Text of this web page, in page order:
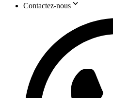
Contactez-nous